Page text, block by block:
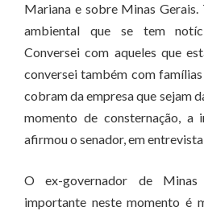
Mariana e sobre Minas
ambiental que se tem
Conversei com aqueles que
conversei também com
cobram da empresa que sejam
momento de consternação, a
afirmou o senador, em
O ex-governador de
importante neste momento é